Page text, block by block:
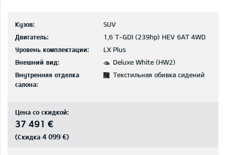
Кузов:
SUV
Двигатель:
1,6 T-GDI (239hp) HEV 6AT 4WD
Уровень комплектации:
LX Plus
Внешний вид:
Deluxe White (HW2)
Внутренняя отделка
салона:
Текстильная обивка сидений
Цена со скидкой:
37 491 €
(Скидка 4 099 €)